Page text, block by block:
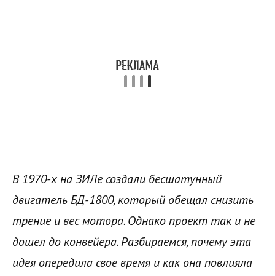
В 1970-х на ЗИЛе создали бесшатунный
двигатель БД-1800, который обещал снизить
трение и вес мотора. Однако проект так и не
дошел до конвейера. Разбираемся, почему эта
идея опередила свое время и как она повлияла